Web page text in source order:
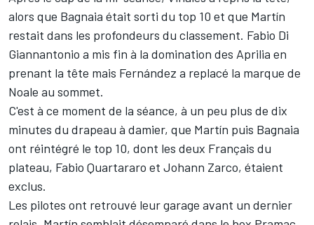
alors que Bagnaia était sorti du top 10 et que Martín
restait dans les profondeurs du classement. Fabio Di
Giannantonio a mis fin à la domination des Aprilia en
prenant la tête mais Fernández a replacé la marque de
Noale au sommet.
C'est à ce moment de la séance, à un peu plus de dix
minutes du drapeau à damier, que Martín puis Bagnaia
ont réintégré le top 10, dont les deux Français du
plateau, Fabio Quartararo et Johann Zarco, étaient
exclus.
Les pilotes ont retrouvé leur garage avant un dernier